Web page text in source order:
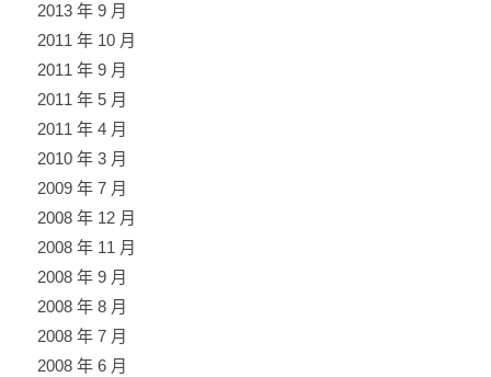
2013 年 9 月
2011 年 10 月
2011 年 9 月
2011 年 5 月
2011 年 4 月
2010 年 3 月
2009 年 7 月
2008 年 12 月
2008 年 11 月
2008 年 9 月
2008 年 8 月
2008 年 7 月
2008 年 6 月